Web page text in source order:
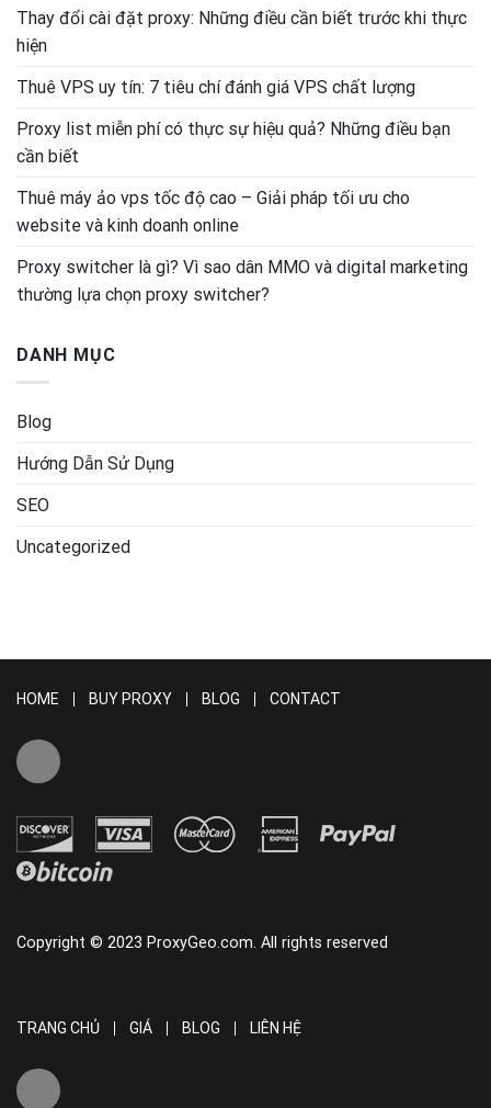
Thay đổi cài đặt proxy: Những điều cần biết trước khi thực
hiện
Thuê VPS uy tín: 7 tiêu chí đánh giá VPS chất lượng
Proxy list miễn phí có thực sự hiệu quả? Những điều bạn
cần biết
Thuê máy ảo vps tốc độ cao – Giải pháp tối ưu cho
website và kinh doanh online
Proxy switcher là gì? Vì sao dân MMO và digital marketing
thường lựa chọn proxy switcher?
DANH MỤC
Blog
Hướng Dẫn Sử Dụng
SEO
Uncategorized
HOME BUY PROXY BLOG CONTACT
Copyright © 2023 ProxyGeo.com. All rights reserved
TRANG CHỦ GIÁ BLOG LIÊN HỆ